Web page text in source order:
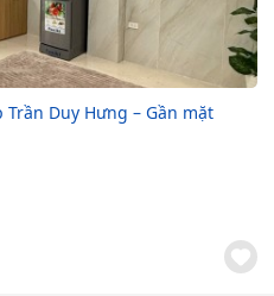
Duy Hưng – Gần mặt